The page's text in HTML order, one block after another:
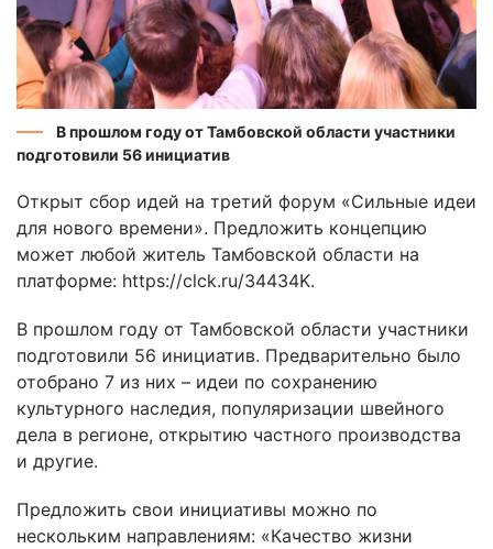
В прошлом году от Тамбовской области участники
подготовили 56 инициатив
Открыт сбор идей на третий форум «Сильные идеи
для нового времени». Предложить концепцию
может любой житель Тамбовской области на
платформе: https://clck.ru/34434K.
В прошлом году от Тамбовской области участники
подготовили 56 инициатив. Предварительно было
отобрано 7 из них – идеи по сохранению
культурного наследия, популяризации швейного
дела в регионе, открытию частного производства
и другие.
Предложить свои инициативы можно по
нескольким направлениям: «Качество жизни